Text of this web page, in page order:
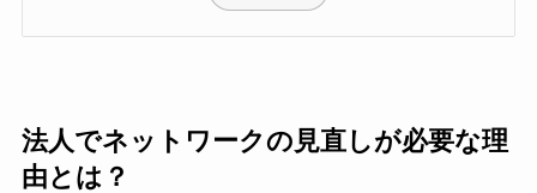
法人でネットワークの見直しが必要な理
由とは？